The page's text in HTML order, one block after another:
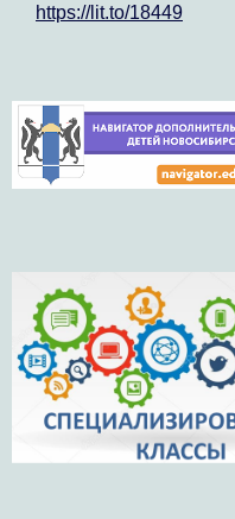
https://lit.to/18449